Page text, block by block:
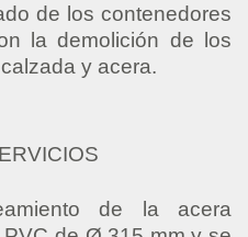
de los contenedores
la demolición de los
y acera.
de la acera